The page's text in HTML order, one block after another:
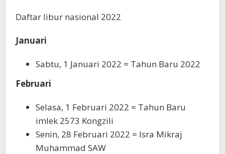
Daftar libur nasional 2022
Januari
Sabtu, 1 Januari 2022 = Tahun Baru 2022
Februari
Selasa, 1 Februari 2022 = Tahun Baru
imlek 2573 Kongzili
Senin, 28 Februari 2022 = Isra Mikraj
Muhammad SAW